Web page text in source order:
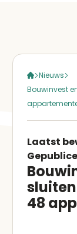
Nieuws
Bouwinvest
Laatst
48